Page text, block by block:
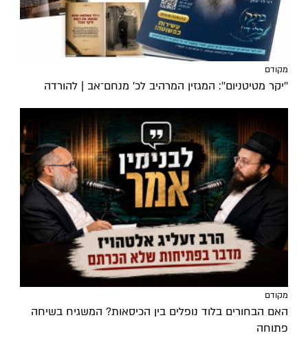
מקודם
''יקר מטיטניום'': המגזין המרהיב לכ’ מנחם־אב | להורדה
מקודם
האם הבחורים בלוד נופלים בין הכיסאות? המשגיח בשיחה
פתוחה